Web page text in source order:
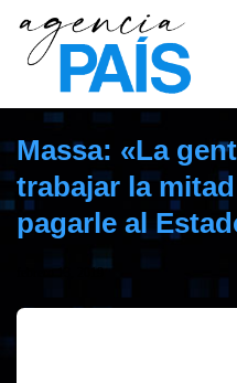
Massa: «La
trabajar la
pagarle al
febrero 13, 2019